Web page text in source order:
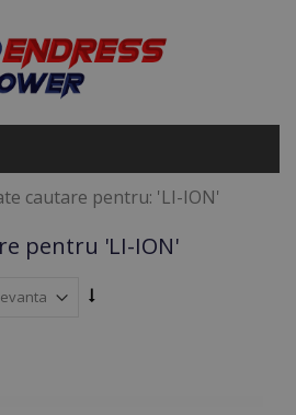
cautare pentru: 'LI-ION'
pentru 'LI-ION'